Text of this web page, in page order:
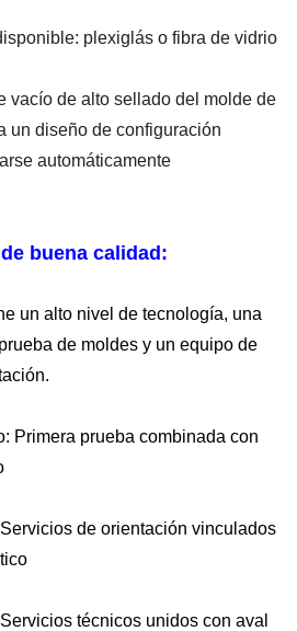
plexiglás o fibra de vidrio
vacío de alto sellado del molde de
un diseño de configuración
automáticamente
buena calidad:
un alto nivel de tecnología, una
de moldes y un equipo de
Primera prueba combinada con
vinculados
unidos con aval